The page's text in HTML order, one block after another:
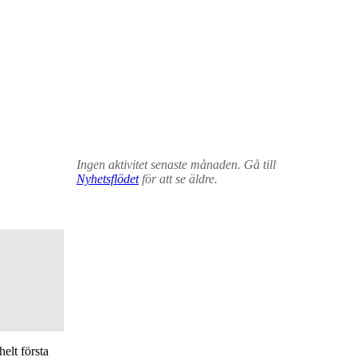
första
Ingen aktivitet senaste månaden. Gå till
Nyhetsflödetför att se äldre.